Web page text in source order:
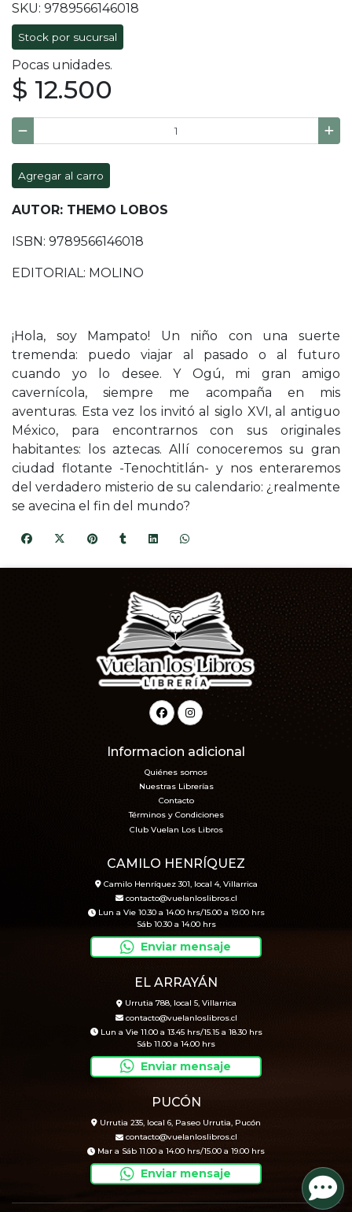
SKU: 9789566146018
Stock por sucursal
Pocas unidades.
$ 12.500
Agregar al carro
AUTOR: THEMO LOBOS
ISBN: 9789566146018
EDITORIAL: MOLINO
¡Hola, soy Mampato! Un niño con una suerte
tremenda: puedo viajar al pasado o al futuro
cuando yo lo desee. Y Ogú, mi gran amigo
cavernícola, siempre me acompaña en mis
aventuras. Esta vez los invitó al siglo XVI, al antiguo
México, para encontrarnos con sus originales
habitantes: los aztecas. Allí conoceremos su gran
ciudad flotante -Tenochtitlán- y nos enteraremos
del verdadero misterio de su calendario: ¿realmente
se avecina el fin del mundo?
Informacion adicional
Quiénes somos
Nuestras Librerías
Contacto
Términos y Condiciones
Club Vuelan Los Libros
CAMILO HENRÍQUEZ
Camilo Henríquez 301, local 4, Villarrica
contacto@vuelanloslibros.cl
Lun a Vie 10.30 a 14.00 hrs/15.00 a 19.00 hrs
Sáb 10.30 a 14.00 hrs
Enviar mensaje
EL ARRAYÁN
Urrutia 788, local 5, Villarrica
contacto@vuelanloslibros.cl
Lun a Vie 11.00 a 13.45 hrs/15.15 a 18.30 hrs
Sáb 11.00 a 14.00 hrs
Enviar mensaje
PUCÓN
Urrutia 235, local 6, Paseo Urrutia, Pucón
contacto@vuelanloslibros.cl
Mar a Sáb 11.00 a 14.00 hrs/15.00 a 19.00 hrs
Enviar mensaje